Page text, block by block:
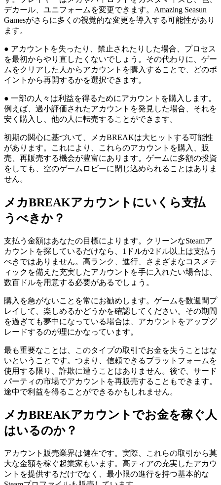
デカール、ユニフォームを変更できます。Amazing Seasun
Gamesがさらに多くの視覚的な変更を導入する可能性があり
ます。
● アカウントを失ったり、禁止されたりした場合、プロセス
を最初からやり直したくないでしょう。その代わりに、ゲー
ムをクリアした人からアカウントを購入することで、どのポ
イントから再開するかを選択できます。
● 一部の人々は利益を得るためにアカウントを購入します。
例えば、過小評価されたアカウントを発見した場合、それを
安く購入し、他の人に転売することができます。
初期の関心に基づいて、メカBREAKは大ヒットする可能性
があります。これにより、これらのアカウントを購入、販
売、再販売する機会が豊富にあります。ゲームに多額の投資
をしても、空のゲームロビーに閉じ込められることはありま
せん。
メカBREAKアカウントにいくら支払
うべきか？
支払う金額はあなたの目標によります。クリーンなSteamア
カウントを探しているだけなら、1ドルか2ドル以上は支払う
べきではありません。高ランク、進行、さまざまなコスメテ
ィックを備えた充実したアカウントを手に入れたい場合は、
数百ドルを用意する必要があるでしょう。
購入を急がないことを常にお勧めします。ゲームを数週間プ
レイして、楽しめるかどうかを確認してください。その期間
を過ぎても夢中になっている場合は、アカウントをアップグ
レードするのが理にかなっています。
最も重要なことは、このタイプの取引でお金を失うことはな
いということです。つまり、信頼できるプラットフォームを
使用する限り、詐欺に遭うことはありません。後で、サード
パーティの市場でアカウントを再販売することもできます。
途中で利益を得ることができるかもしれません。
メカBREAKアカウントでお金を稼ぐ人
はいるのか？
アカウント販売業界は健在です。実際、これらの取引から莫
大な金額を稼ぐ起業家もいます。高ティアの充実したアカウ
ントを提供するだけでなく、最小限の進行を持つ基本的な